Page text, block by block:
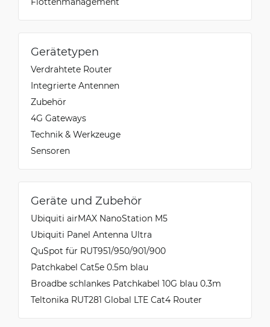
Gerätetypen
Verdrahtete Router
Integrierte Antennen
Zubehör
4G Gateways
Technik & Werkzeuge
Sensoren
Geräte und Zubehör
Ubiquiti airMAX NanoStation M5
Ubiquiti Panel Antenna Ultra
QuSpot für RUT951/950/901/900
Patchkabel Cat5e 0.5m blau
Broadbe schlankes Patchkabel 10G blau 0.3m
Teltonika RUT281 Global LTE Cat4 Router